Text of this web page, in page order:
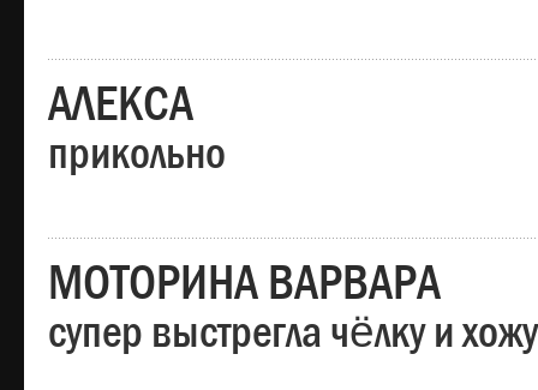
АЛЕКСА
прикольно
МОТОРИНА ВАРВАРА
супер выстрегла чёлку и